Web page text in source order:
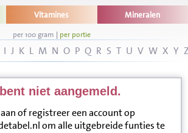
Vitamines Mineralen
per 100 gram | per portie
I J K L M N O P Q R S T U V W X Y
niet aangemeld.
of registreer een account op
om alle uitgebreide funties te